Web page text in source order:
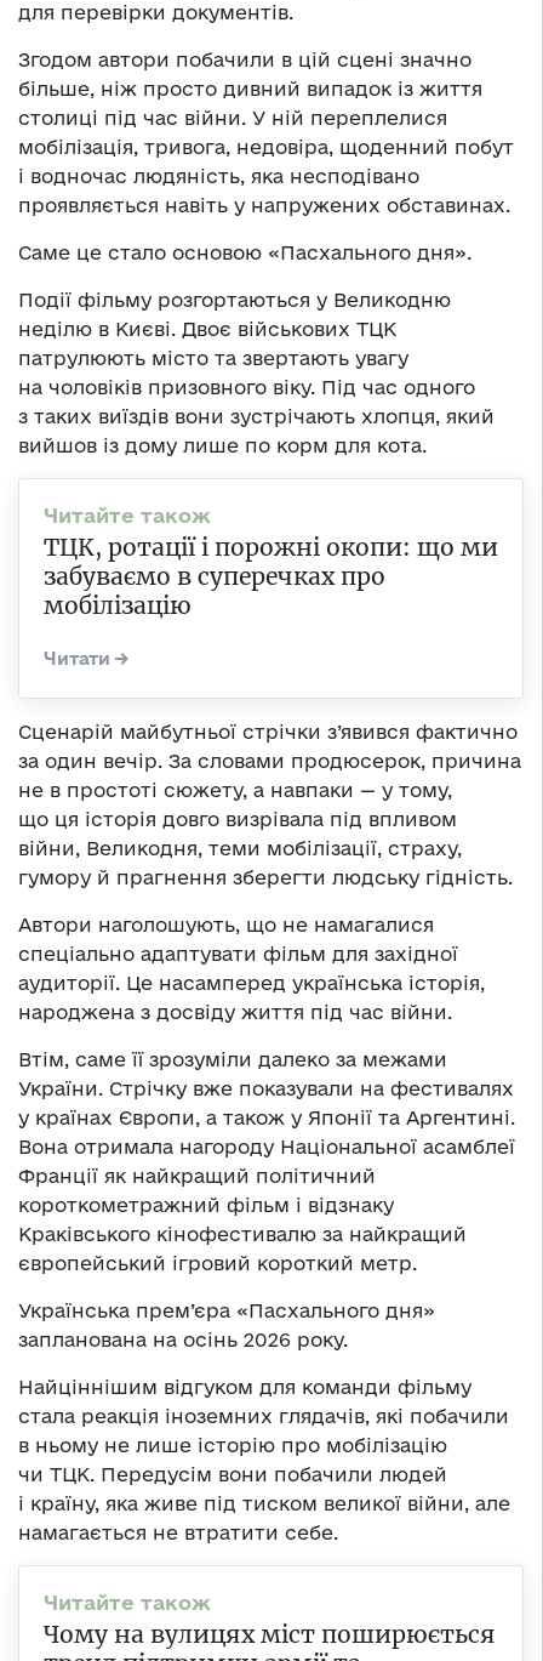
для перевірки документів.
Згодом автори побачили в цій сцені значно
більше, ніж просто дивний випадок із життя
столиці під час війни. У ній переплелися
мобілізація, тривога, недовіра, щоденний побут
і водночас людяність, яка несподівано
проявляється навіть у напружених обставинах.
Саме це стало основою «Пасхального дня».
Події фільму розгортаються у Великодню
неділю в Києві. Двоє військових ТЦК
патрулюють місто та звертають увагу
на чоловіків призовного віку. Під час одного
з таких виїздів вони зустрічають хлопця, який
вийшов із дому лише по корм для кота.
ТЦК, ротації і порожні окопи: що ми
забуваємо в суперечках про
мобілізацію
Сценарій майбутньої стрічки з’явився фактично
за один вечір. За словами продюсерок, причина
не в простоті сюжету, а навпаки — у тому,
що ця історія довго визрівала під впливом
війни, Великодня, теми мобілізації, страху,
гумору й прагнення зберегти людську гідність.
Автори наголошують, що не намагалися
спеціально адаптувати фільм для західної
аудиторії. Це насамперед українська історія,
народжена з досвіду життя під час війни.
Втім, саме її зрозуміли далеко за межами
України. Стрічку вже показували на фестивалях
у країнах Європи, а також у Японії та Аргентині.
Вона отримала нагороду Національної асамблеї
Франції як найкращий політичний
короткометражний фільм і відзнаку
Краківського кінофестивалю за найкращий
європейський ігровий короткий метр.
Українська прем’єра «Пасхального дня»
запланована на осінь 2026 року.
Найціннішим відгуком для команди фільму
стала реакція іноземних глядачів, які побачили
в ньому не лише історію про мобілізацію
чи ТЦК. Передусім вони побачили людей
і країну, яка живе під тиском великої війни, але
намагається не втратити себе.
Чому на вулицях міст поширюється